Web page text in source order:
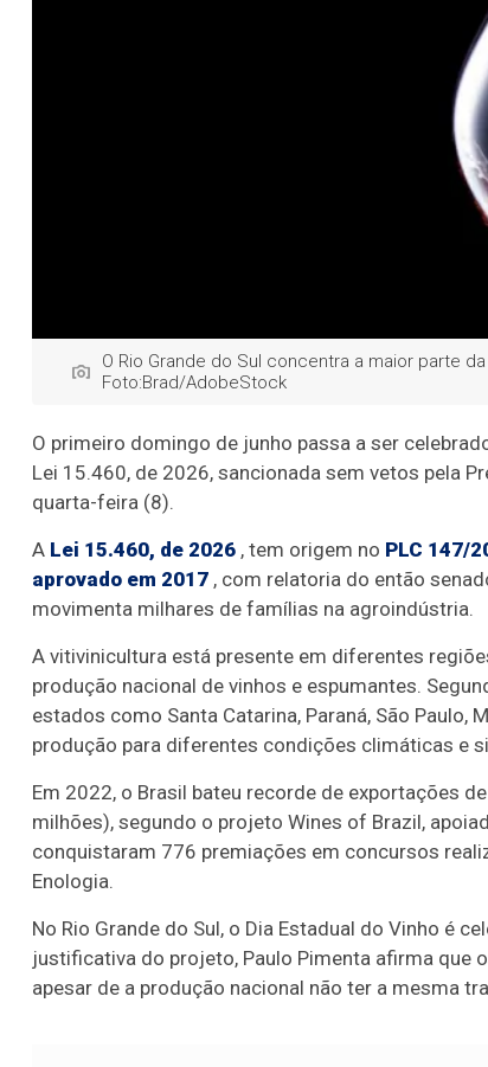
O Rio Grande do Sul concentra a maior parte
Foto:Brad/AdobeStock
O primeiro domingo de junho passa a ser
Lei 15.460, de 2026, sancionada sem vetos pela
quarta-feira (8).
A Lei 15.460, de 2026 , tem origem no PLC 147/
aprovado em 2017 , com relatoria do então
movimenta milhares de famílias na agroindústria.
A vitivinicultura está presente em diferentes
produção nacional de vinhos e espumantes.
estados como Santa Catarina, Paraná, São Paulo,
produção para diferentes condições climáticas e
Em 2022, o Brasil bateu recorde de exportações
milhões), segundo o projeto Wines of Brazil,
conquistaram 776 premiações em concursos
Enologia.
No Rio Grande do Sul, o Dia Estadual do Vinho é
justificativa do projeto, Paulo Pimenta afirma que
apesar de a produção nacional não ter a mesma